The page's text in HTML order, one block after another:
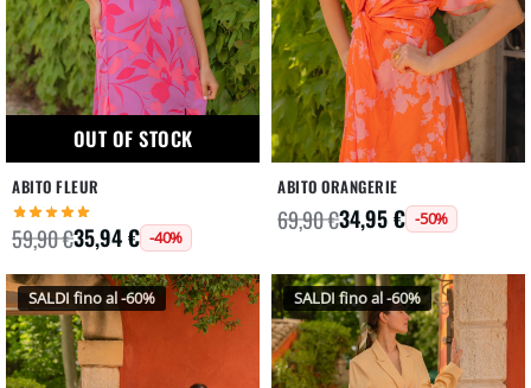
OUT OF STOCK
ABITO FLEUR
59,90€35,94€ -40%
ABITO ORANGERIE
69,90€34,95€ -50%
SALDI fino al -60% SALDI fino al -60%